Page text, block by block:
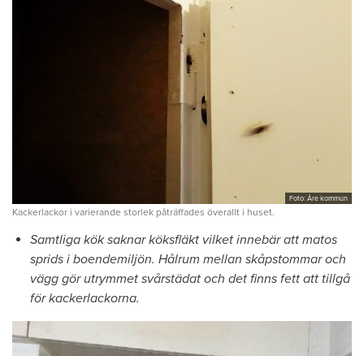
Foto: Åre kommun
Kackerlackor i varierande storlek påträffades överallt i huset.
Samtliga kök saknar köksfläkt vilket innebär att matos
sprids i boendemiljön. Hålrum mellan skåpstommar och
vägg gör utrymmet svårstädat och det finns fett att tillgå
för kackerlackorna.